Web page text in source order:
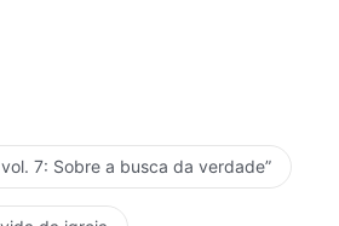
7: Sobre a busca da verdade”